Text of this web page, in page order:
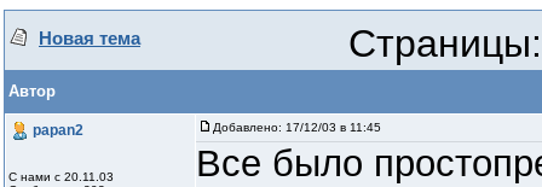
Новая тема Страницы:
Автор
papan2
С нами с 20.11.03
Добавлено: 17/12/03 в 11:45
Все было